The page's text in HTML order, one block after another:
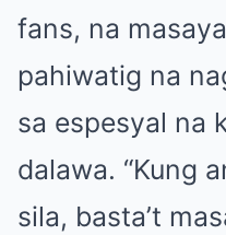
fans, na
pahiwatig na
sa espesyal na
dalawa. “Kung
sila, basta’t